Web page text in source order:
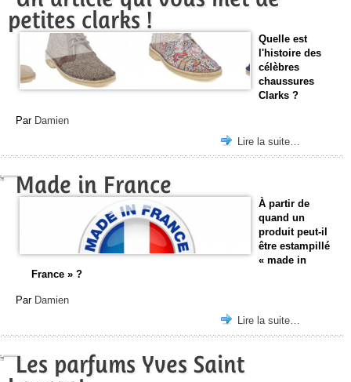
petites clarks !
Quelle est
l'histoire des
célèbres
chaussures
Clarks ?
Par Damien
Lire la suite…
Made in France
À partir de
quand un
produit peut-il
être estampillé
« made in
France » ?
Par Damien
Lire la suite…
Les parfums Yves Saint